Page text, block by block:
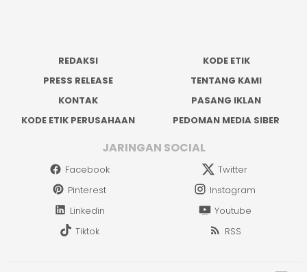
REDAKSI
KODE ETIK
PRESS RELEASE
TENTANG KAMI
KONTAK
PASANG IKLAN
KODE ETIK PERUSAHAAN
PEDOMAN MEDIA SIBER
JARINGAN SOCIAL
Facebook
Twitter
Pinterest
Instagram
Linkedin
Youtube
Tiktok
RSS